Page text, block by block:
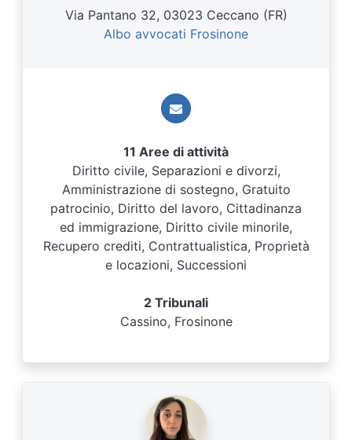
Via Pantano 32, 03023 Ceccano (FR)
Albo avvocati Frosinone
11 Aree di attività
Diritto civile, Separazioni e divorzi,
Amministrazione di sostegno, Gratuito
patrocinio, Diritto del lavoro, Cittadinanza
ed immigrazione, Diritto civile minorile,
Recupero crediti, Contrattualistica, Proprietà
e locazioni, Successioni
2 Tribunali
Cassino, Frosinone